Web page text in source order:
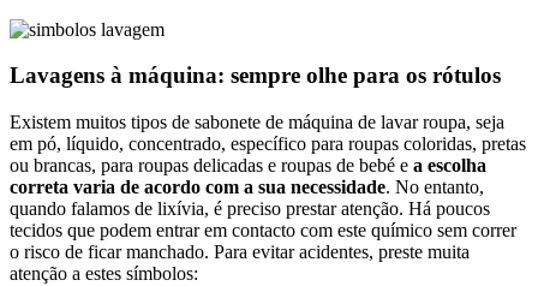
Lavagens à máquina: sempre olhe para os rótulos
Existem muitos tipos de sabonete de máquina de lavar roupa, seja
em pó, líquido, concentrado, específico para roupas coloridas, pretas
ou brancas, para roupas delicadas e roupas de bebé e a escolha
correta varia de acordo com a sua necessidade. No entanto,
quando falamos de lixívia, é preciso prestar atenção. Há poucos
tecidos que podem entrar em contacto com este químico sem correr
o risco de ficar manchado. Para evitar acidentes, preste muita
atenção a estes símbolos: